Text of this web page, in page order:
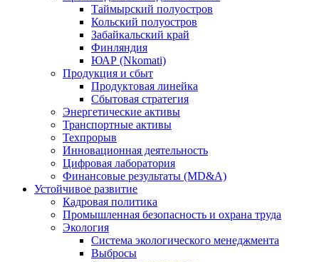
Таймырский полуостров
Кольский полуостров
Забайкальский край
Финляндия
ЮАР (Nkomati)
Продукция и сбыт
Продуктовая линейка
Сбытовая стратегия
Энергетические активы
Транспортные активы
Техпрорыв
Инновационная деятельность
Цифровая лаборатория
Финансовые результаты (MD&A)
Устойчивое развитие
Кадровая политика
Промышленная безопасность и охрана труда
Экология
Система экологического менеджмента
Выбросы